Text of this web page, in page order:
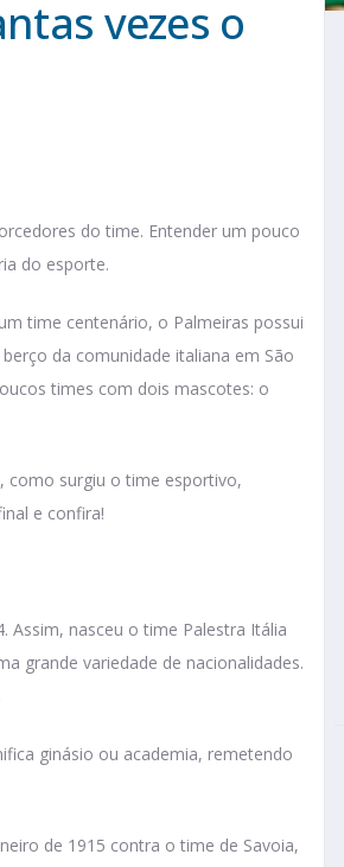
vezes o
do time. Entender um pouco
do esporte.
time centenário, o Palmeiras possui
da comunidade italiana em São
times com dois mascotes: o
como surgiu o time esportivo,
e confira!
Assim, nasceu o time Palestra Itália
grande variedade de nacionalidades.
ginásio ou academia, remetendo
de 1915 contra o time de Savoia,